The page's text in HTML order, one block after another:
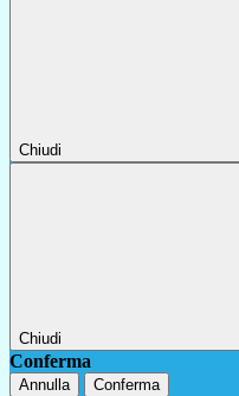
Chiudi
Chiudi
Conferma
Annulla Conferma